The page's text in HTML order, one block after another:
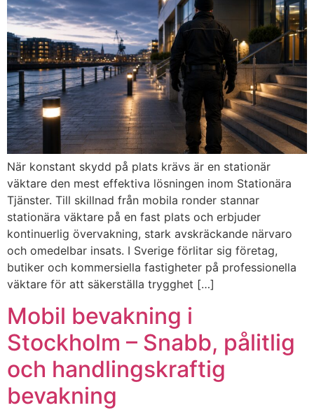
När konstant skydd på plats krävs är en stationär
väktare den mest effektiva lösningen inom Stationära
Tjänster. Till skillnad från mobila ronder stannar
stationära väktare på en fast plats och erbjuder
kontinuerlig övervakning, stark avskräckande närvaro
och omedelbar insats. I Sverige förlitar sig företag,
butiker och kommersiella fastigheter på professionella
väktare för att säkerställa trygghet […]
Mobil bevakning i
Stockholm – Snabb, pålitlig
och handlingskraftig
bevakning